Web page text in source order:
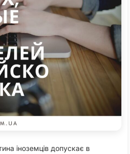
іноземців допускає в